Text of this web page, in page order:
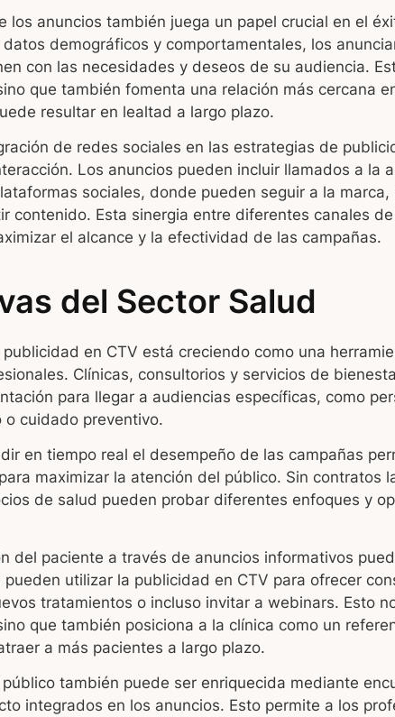
los anuncios también juega un papel crucial en el
demográficos y comportamentales, los
con las necesidades y deseos de su audiencia.
que también fomenta una relación más cercana
resultar en lealtad a largo plazo.
de redes sociales en las estrategias de
Los anuncios pueden incluir llamados a la
sociales, donde pueden seguir a la marca,
contenido. Esta sinergia entre diferentes canales
el alcance y la efectividad de las campañas.
del Sector Salud
en CTV está creciendo como una
Clínicas, consultorios y servicios de
para llegar a audiencias específicas, como
o cuidado preventivo.
en tiempo real el desempeño de las campañas
maximizar la atención del público. Sin contratos
de salud pueden probar diferentes enfoques y
del paciente a través de anuncios informativos
utilizar la publicidad en CTV para ofrecer
tratamientos o incluso invitar a webinars. Esto
que también posiciona a la clínica como un
a más pacientes a largo plazo.
también puede ser enriquecida mediante
integrados en los anuncios. Esto permite a los